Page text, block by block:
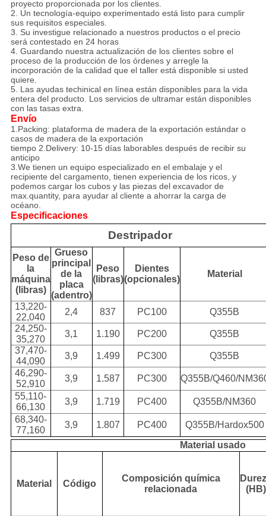
proyecto proporcionada por los clientes.
2. Un tecnología-equipo experimentado está listo para cumplir
sus requisitos especiales.
3. Su investigue relacionado a nuestros productos o el precio
será contestado en 24 horas
4. Guardando nuestra actualización de los clientes sobre el
proceso de la producción de los órdenes y arregle la
incorporación de la calidad que el taller está disponible si usted
quiere.
5. Las ayudas techinical en línea están disponibles para la vida
entera del producto. Los servicios de ultramar están disponibles
con las tasas extra.
Envío
1.Packing: plataforma de madera de la exportación estándar o
casos de madera de la exportación
tiempo 2.Delivery: 10-15 días laborables después de recibir su
anticipo
3.We tienen un equipo especializado en el embalaje y el
recipiente del cargamento, tienen experiencia de los ricos, y
podemos cargar los cubos y las piezas del excavador de
max.quantity, para ayudar al cliente a ahorrar la carga de
océano.
Especificaciones
Destripador
Peso de
la
máquina
(libras)
Grueso
principal
de la
placa
(adentro)
Peso
(libras)
Dientes
(opcionales)
Material
13,220-
22,040
2,4 837 PC100
Q355B
24,250-
35,270
3,1 1.190 PC200
Q355B
37,470-
44,090
3,9 1.499 PC300
Q355B
46,290-
52,910
3,9 1.587 PC300
Q355B/Q460/
55,110-
66,130
3,9 1.719 PC400
Q355B/NM360
68,340-
77,160
3,9 1.807 PC400
Q355B/Hardox500
Material usado
Material Código
Composición química
relacionada
(HB)